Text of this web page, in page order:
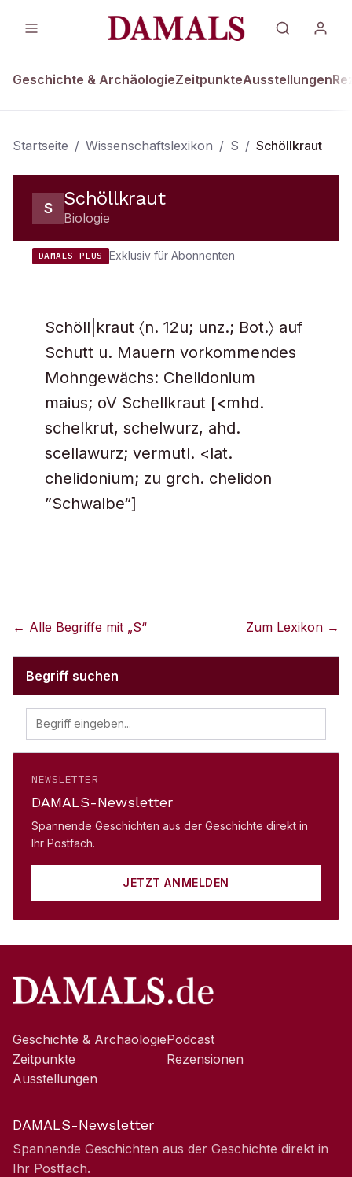
Geschichte & ArchäologieZeitpunkteAusstellungen
Startseite / Wissenschaftslexikon / S / Schöllkraut
S Schöllkraut
Biologie
DAMALS PLUS Exklusiv für Abonnenten
Schöll|kraut 〈n. 12u; unz.; Bot.〉 auf
Schutt u. Mauern vorkommendes
Mohngewächs: Chelidonium
maius; oV Schellkraut [<mhd.
schelkrut, schelwurz, ahd.
scellawurz; vermutl. <lat.
chelidonium; zu grch. chelidon
”Schwalbe“]
← Alle Begriffe mit „S“ Zum Lexikon →
Begriff suchen
NEWSLETTER
DAMALS-Newsletter
Spannende Geschichten aus der Geschichte direkt in
Ihr Postfach.
JETZT ANMELDEN
Geschichte & Archäologie
Zeitpunkte
Ausstellungen
Podcast
Rezensionen
DAMALS-Newsletter
Spannende Geschichten aus der Geschichte direkt in
Ihr Postfach.